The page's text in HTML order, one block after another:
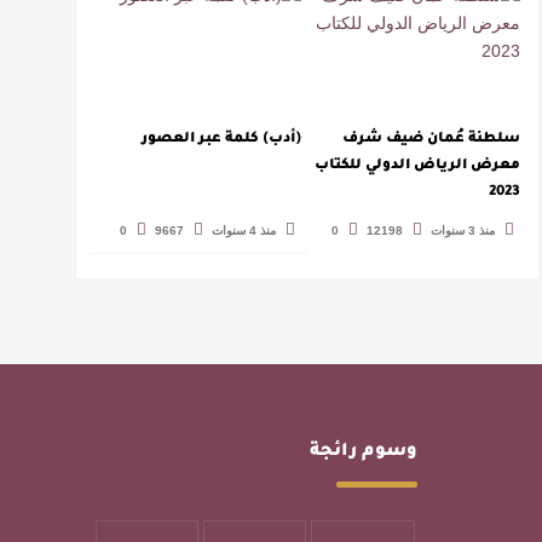
سلطنة عُمان ضيف شرف
معرض الرياض الدولي للكتاب
2023
منذ 3 سنوات 12198
0
(أدب) كلمة عبر العصور
منذ 4 سنوات 9667
0
وسوم رائجة